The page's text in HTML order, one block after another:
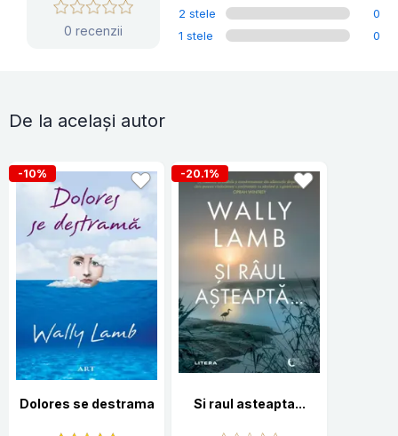
0 recenzii
2 stele
0
1 stele
0
De la același autor
-10%
Dolores se destrama
-20.1%
Si raul asteapta...